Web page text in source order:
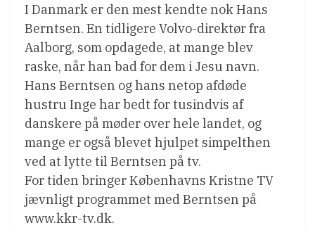
I Danmark er den mest kendte nok Hans
Berntsen. En tidligere Volvo-direktør fra
Aalborg, som opdagede, at mange blev
raske, når han bad for dem i Jesu navn.
Hans Berntsen og hans netop afdøde
hustru Inge har bedt for tusindvis af
danskere på møder over hele landet, og
mange er også blevet hjulpet simpelthen
ved at lytte til Berntsen på tv.
For tiden bringer Københavns Kristne TV
jævnligt programmet med Berntsen på
www.kkr-tv.dk.